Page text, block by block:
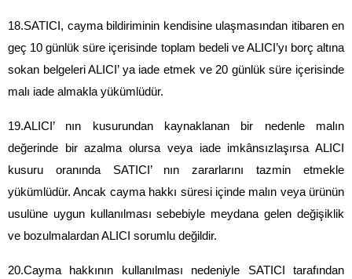
18.SATICI, cayma bildiriminin kendisine ulaşmasından itibaren en
geç 10 günlük süre içerisinde toplam bedeli ve ALICI’yı borç altına
sokan belgeleri ALICI’ ya iade etmek ve 20 günlük süre içerisinde
malı iade almakla yükümlüdür.
19.ALICI’ nın kusurundan kaynaklanan bir nedenle malın
değerinde bir azalma olursa veya iade imkânsızlaşırsa ALICI
kusuru oranında SATICI’ nın zararlarını tazmin etmekle
yükümlüdür. Ancak cayma hakkı süresi içinde malın veya ürünün
usulüne uygun kullanılması sebebiyle meydana gelen değişiklik
ve bozulmalardan ALICI sorumlu değildir.
20.Cayma hakkının kullanılması nedeniyle SATICI tarafından